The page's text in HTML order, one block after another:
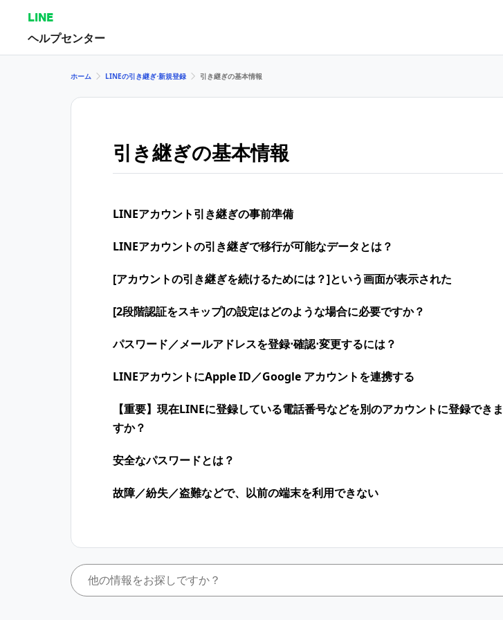
LINE
ヘルプセンター
ホーム LINEの引き継ぎ⋅新規登録 引き継ぎの基本情報
引き継ぎの基本情報
LINEアカウント引き継ぎの​事前準備
LINEアカウントの引き継ぎで移行が可能なデータとは？
[アカウントの引き継ぎを続けるためには？]という画面が表示された
[2段階認証をスキップ]の設定はどのような場合に必要ですか？
​パスワード／​メールアドレスを登録⋅確認⋅変更す るには？
LINEアカウントにApple ID／Google アカウントを連携する
【重要】現在LINEに登録している電話番号などを別のアカウントに登録できま
すか？
安全なパスワードとは？
故障／紛失／盗難などで、以前の端末を利用できない